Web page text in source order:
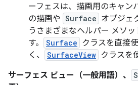
ーフェスは、描画用のキャン
の描画や Surface オブジェ
うさまざまなヘルパー メソッ
す。
Surface
クラスを直接
く、
SurfaceView クラスを
サーフェス ビュー（一般用語）、